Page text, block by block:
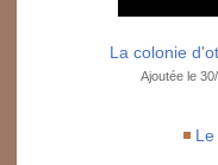
La colonie
Ajoutée le